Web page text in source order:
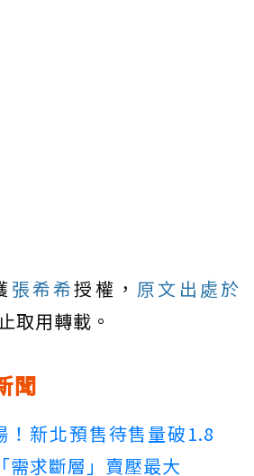
張希希授權， 原文出處於
取用轉載。
聞
！新北預售待售量破1.8
需求斷層」賣壓最大